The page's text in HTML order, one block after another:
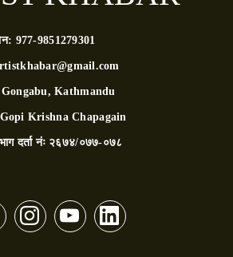
977-9851279301
Gongabu, Kathmandu
Gopi Krishna Chapagain
दर्ता नंः २६७४/०७७-०७८